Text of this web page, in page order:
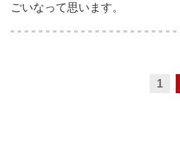
ごいなって思います。
1